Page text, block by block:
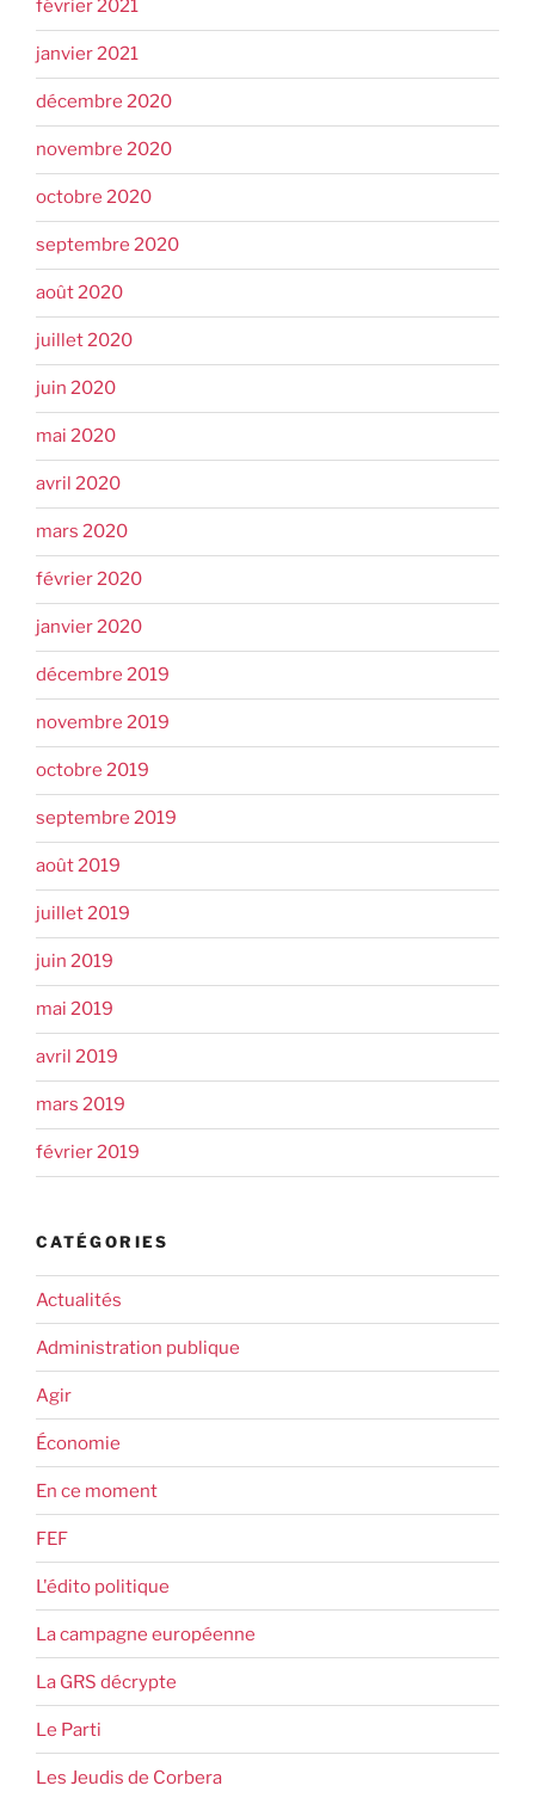
février 2021
janvier 2021
décembre 2020
novembre 2020
octobre 2020
septembre 2020
août 2020
juillet 2020
juin 2020
mai 2020
avril 2020
mars 2020
février 2020
janvier 2020
décembre 2019
novembre 2019
octobre 2019
septembre 2019
août 2019
juillet 2019
juin 2019
mai 2019
avril 2019
mars 2019
février 2019
CATÉGORIES
Actualités
Administration publique
Agir
Économie
En ce moment
FEF
L'édito politique
La campagne européenne
La GRS décrypte
Le Parti
Les Jeudis de Corbera